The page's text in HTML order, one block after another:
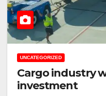
UNCATEGORIZED
Cargo industry
investment